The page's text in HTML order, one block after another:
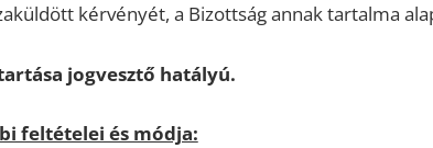
kérvényét, a Bizottság annak tartalma
jogvesztő hatályú.
feltételei és módja: